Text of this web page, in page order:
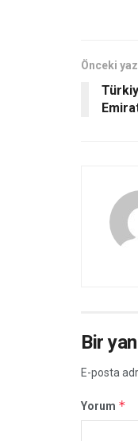
Önceki
Bir
E-posta
Yorum *